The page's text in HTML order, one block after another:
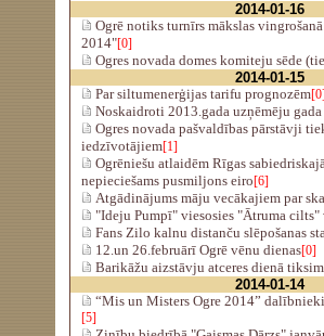
2014-01-16
Ogrē notiks turnīrs mākslas
2014"[0]
Ogres novada domes komiteju sēde
2014-01-15
Par siltumenerģijas tarifu prognozēm
Noskaidroti 2013.gada uzņēmēju
Ogres novada pašvaldības pārstāvji
iedzīvotājiem[1]
Ogrēniešu atlaidēm Rīgas
nepieciešams pusmiljons eiro[6]
Atgādinājums māju vecākajiem par
"Ideju Pumpī" viesosies "Ātruma cilts"
Fans Zilo kalnu distanču slēpošanas
12.un 26.februārī Ogrē vēnu dienas[0]
Barikāžu aizstāvju atceres dienā
2014-01-14
“Mis un Misters Ogre 2014”
[5]